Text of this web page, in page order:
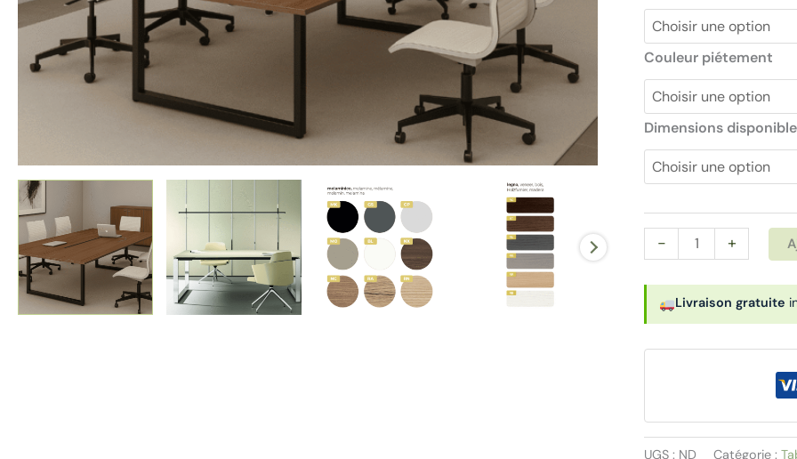
Couleur piétement
Dimensions
-
quantité
de
Table
de
réunion
6
|
+
UGS : ND Catégorie :
Livraison gratuite